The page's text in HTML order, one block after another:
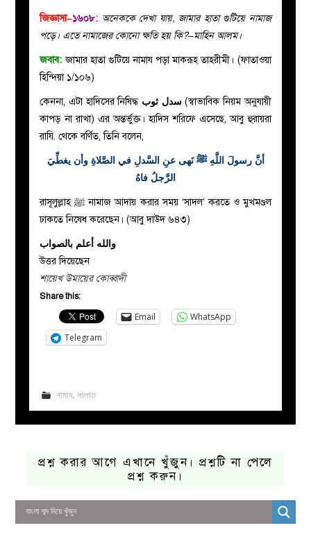
ইসলাহী
মজলিস
প্রশ্ন
করুন
জিজ্ঞাসা–১৬০৮: অনেককে দেখা যায়, জামার হাতা গুটিয়ে নামাজ
পড়ে। এতে নামাজের কোনো ক্ষতি হয় কি?–মাহিন আলম।
জবাব: জামার হাতা গুটিয়ে নামায পড়া মাকরূহ তাহরীমী। (ফাতাওয়া
হিন্দিয়া ১/১০৬)
কেননা, এটা হাদিসের নিষিদ্ধ سدل ثوب (স্বাভাবিক নিয়ম অনুযায়ী
কাপড় না রাখা) এর অন্তর্ভুক্ত। হাদিস শরিফে এসেছে, আবু হুরায়রা
রাযি. থেকে বর্ণিত, তিনি বলেন,
أنَّ رسولَ اللَّهِﷺنَهى عنِ السَّدلِ في الصَّلاةِ وأن يغطِّيَ
الرَّجلُ فاهُ
রাসূলুল্লাহﷺ নামাজ আদায় করার সময় ‘সাদল’ করতে ও মুখমণ্ডল
ঢাকতে নিষেধ করেছেন। (আবু দাউদ ৬৪৩)
والله أعلم بالصواب
উত্তর দিয়েছেন
শায়েখ উমায়ের কোব্বাদী
Share this:
Email
WhatsApp
Telegram
নামায, সালাত
প্রশ্ন করার আগে এখানে খুঁজুন। প্রশ্নটি না পেলে
প্রশ্ন করুন।